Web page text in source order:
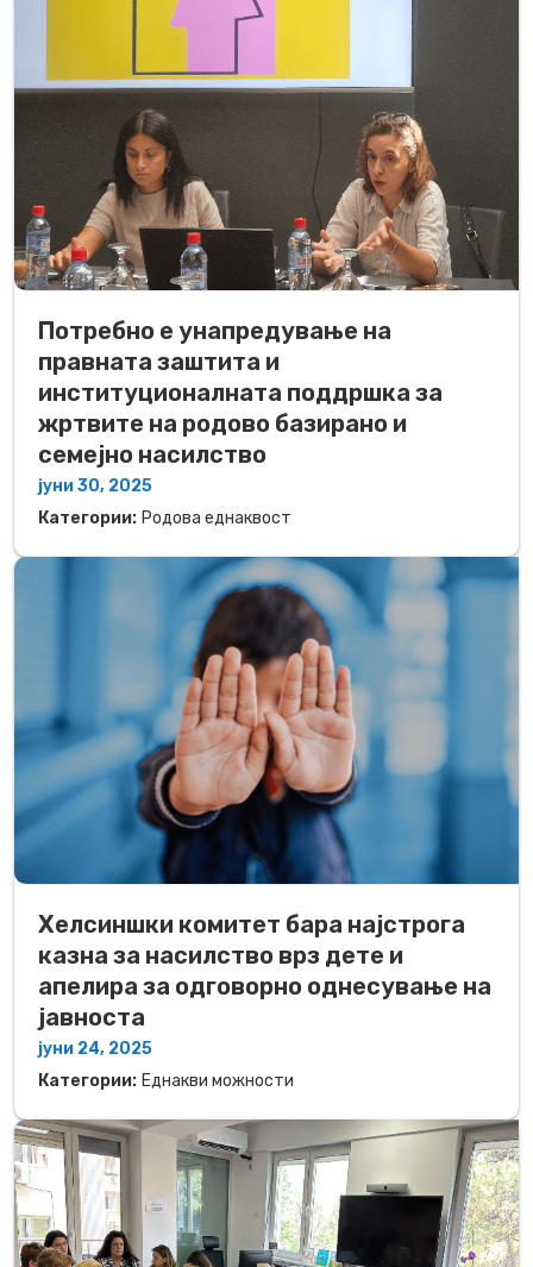
Потребно е унапредување на
правната заштита и
институционалната поддршка за
жртвите на родово базирано и
семејно насилство
јуни 30, 2025
Категории: Родова еднаквост
Хелсиншки комитет бара најстрога
казна за насилство врз дете и
апелира за одговорно однесување на
јавноста
јуни 24, 2025
Категории: Еднакви можности